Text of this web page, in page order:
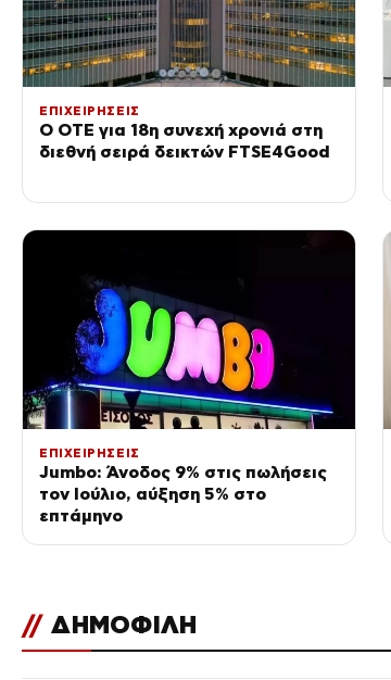
ΕΠΙΧΕΙΡΗΣΕΙΣ
Ο ΟΤΕ για 18η συνεχή χρονιά στη
διεθνή σειρά δεικτών FTSE4Good
ΕΠΙΧΕΙΡΗΣΕΙΣ
Jumbo: Άνοδος 9% στις πωλήσεις
τον Ιούλιο, αύξηση 5% στο
επτάμηνο
// ΔΗΜΟΦΙΛΗ